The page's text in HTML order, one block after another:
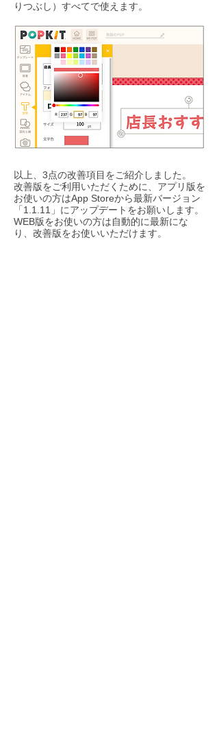
りつぶし）すべてで使えます。
以上、3点の改善項目をご紹介しました。
改善版をご利用いただくために、アプリ版を
お使いの方はApp Storeから最新バージョン
「1.1.11」にアップデートをお願いします。
WEB版をお使いの方は自動的に最新にな
り、改善版をお使いいただけます。